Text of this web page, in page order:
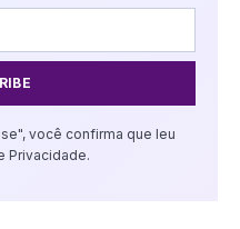
você confirma que leu
Privacidade.